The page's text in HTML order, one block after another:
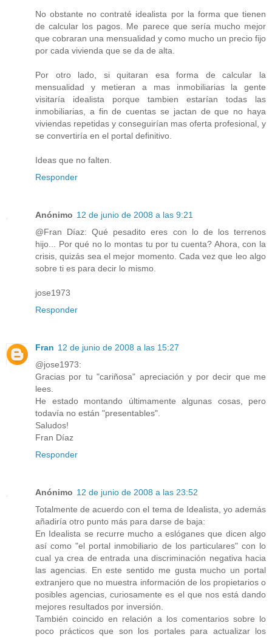
No obstante no contraté idealista por la forma que tienen
de calcular los pagos. Me parece que sería mucho mejor
que cobraran una mensualidad y como mucho un precio fijo
por cada vivienda que se da de alta.
Por otro lado, si quitaran esa forma de calcular la
mensualidad y metieran a mas inmobiliarias la gente
visitaría idealista porque tambien estarían todas las
inmobiliarias, a fin de cuentas se jactan de que no haya
viviendas repetidas y conseguirían mas oferta profesional, y
se convertiría en el portal definitivo.
Ideas que no falten.
Responder
Anónimo 12 de junio de 2008 a las 9:21
@Fran Díaz: Qué pesadito eres con lo de los terrenos
hijo... Por qué no lo montas tu por tu cuenta? Ahora, con la
crisis, quizás sea el mejor momento. Cada vez que leo algo
sobre ti es para decir lo mismo.
jose1973
Responder
Fran 12 de junio de 2008 a las 15:27
@jose1973:
Gracias por tu "cariñosa" apreciación y por decir que me
lees.
He estado montando últimamente algunas cosas, pero
todavía no están "presentables".
Saludos!
Fran Díaz
Responder
Anónimo 12 de junio de 2008 a las 23:52
Totalmente de acuerdo con el tema de Idealista, yo además
añadiría otro punto más para darse de baja:
En Idealista se recurre mucho a eslóganes que dicen algo
así como "el portal inmobiliario de los particulares" con lo
cual ya crea de entrada una discriminación negativa hacia
las agencias. En este sentido me gusta mucho un portal
extranjero que no muestra información de los propietarios o
posibles agencias, curiosamente es el que nos está dando
mejores resultados por inversión.
También coincido en relación a los comentarios sobre lo
poco prácticos que son los portales para actualizar los